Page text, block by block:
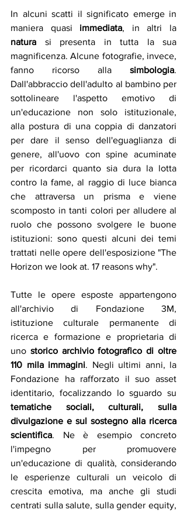
In alcuni scatti il significato emerge in
maniera quasi immediata
natura si presenta in tutta la sua
magnificenza. Alcune fotografie, invece,
fanno ricorso alla simbologia.
Dall'abbraccio dell'adulto al bambino per
sottolineare l'aspetto emotivo di
un'educazione non solo istituzionale,
alla postura di una coppia di danzatori
per dare il senso dell'eguaglianza di
genere, all'uovo con spine acuminate
per ricordarci quanto sia dura la lotta
contro la fame, al raggio di luce bianca
che attraversa un prisma e viene
scomposto in tanti colori per alludere al
ruolo che possono svolgere le buone
istituzioni: sono questi alcuni dei temi
trattati nelle opere dell'esposizione "The
Horizon we look at. 17 reasons why".
Tutte le opere esposte appartengono
all'archivio di Fondazione 3M,
istituzione culturale permanente di
ricerca e formazione e proprietaria di
uno storico archivio fotografico di oltre
110 mila immagini. Negli ultimi anni, la
Fondazione ha rafforzato il suo asset
tematiche sociali, culturali, sulla
divulgazione e sul sostegno alla ricerca
scientifica. Ne è esempio concreto
l'impegno per promuovere
un'educazione di qualità, considerando
le esperienze culturali un veicolo di
crescita emotiva, ma anche gli studi
centrati sulla salute, sulla gender equity,